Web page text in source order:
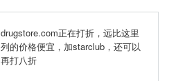
drugstore.com正在打折，远比这里
列的价格便宜，加starclub，还可以
再打八折